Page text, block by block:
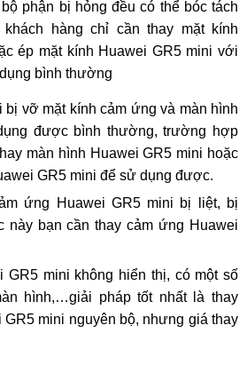
phận bị hỏng đều có thể bóc tách
hàng chỉ cần thay mặt kính
ép mặt kính Huawei GR5 mini với
bình thường
bị vỡ mặt kính cảm ứng và màn hình
được bình thường, trường hợp
màn hình Huawei GR5 mini hoặc
GR5 mini để sử dụng được.
ứng Huawei GR5 mini bị liệt, bị
này bạn cần thay cảm ứng Huawei
GR5 mini không hiển thị, có một số
hình,…giải pháp tốt nhất là thay
GR5 mini nguyên bộ, nhưng giá thay